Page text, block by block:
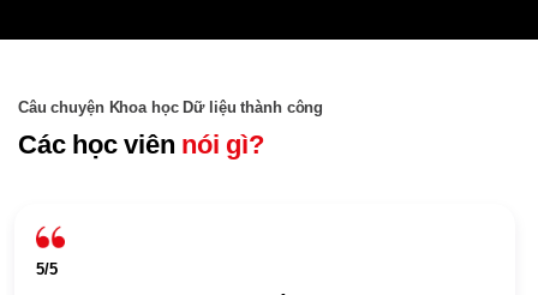
Câu chuyện Khoa học Dữ liệu thành công
Các học viên nói gì?
5/5